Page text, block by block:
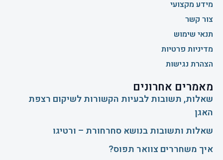
מידע מקצועי
צור קשר
תנאי שימוש
מדיניות פרטיות
הצהרת נגישות
מאמרים אחרונים
שאלות, תשובות לבעיות הקשורות לשיקום רצפת
האגן
שאלות ותשובות בנושא סחרחורת – ורטיגו
איך משחררים צוואר תפוס?